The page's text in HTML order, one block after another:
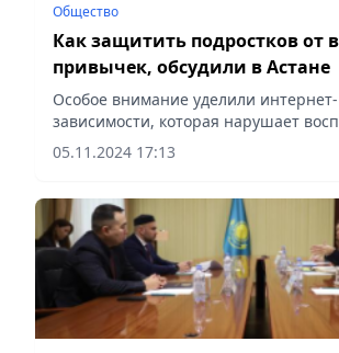
Общество
Как защитить подростков от
привычек, обсудили в Астане
Особое внимание уделили интернет-
зависимости, которая нарушает
реальности и мешает формированию
социальных связей, сообщает
05.11.2024 17:13